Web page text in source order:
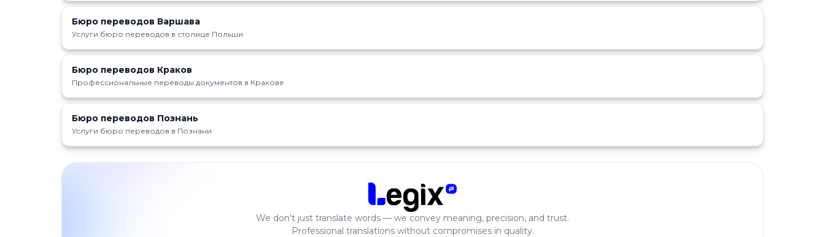
Бюро переводов Варшава
Услуги бюро переводов в столице Польши
Бюро переводов Краков
Профессиональные переводы документов в Кракове
Бюро переводов Познань
Услуги бюро переводов в Познани
We don't just translate words — we convey meaning, precision, and trust.
Professional translations without compromises in quality.